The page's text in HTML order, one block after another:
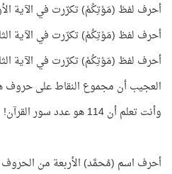
أحرف لفظ (مَوْتِكُمْ) تكرّرت في الآية
أحرف لفظ (مَوْتِكُمْ) تكرّرت في الآية
أحرف لفظ (مَوْتِكُمْ) تكرّرت في الآية
العجيب أن مجموع النقاط على حروف
وأنت تعلم أن 114 هو عدد سور القرآن!
أحرف اسم (مُحمَّد) الأربعة من الحروف